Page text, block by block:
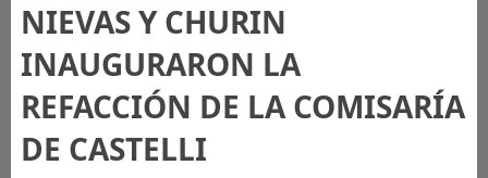
NIEVAS Y CHURIN
INAUGURARON LA
REFACCIÓN DE LA COMISARÍA
DE CASTELLI